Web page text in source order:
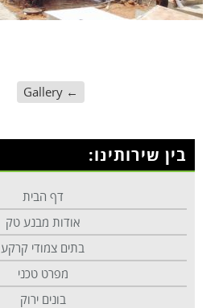
←
בין שירותינו:
דף הבית
אודות מבנע טק
בתים צמודי קרקע
מפרט טכני
בונים ירוק